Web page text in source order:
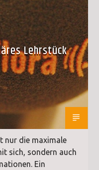
Lehrstück
nur die maximale
sich, sondern auch
Ein